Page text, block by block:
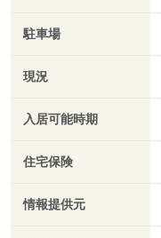
駐車場
現況
入居可能時期
住宅保険
情報提供元